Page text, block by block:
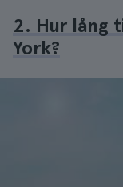
2. Hur lång
York?